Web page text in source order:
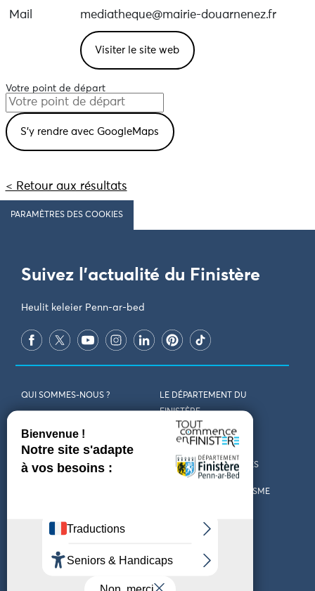
Mail
mediatheque@mairie-douarnenez.fr
Visiter le site web
Votre point de départ
< Retour aux résultats
PARAMÈTRES DES COOKIES
Suivez l'actualité du Finistère
Heulit keleier Penn-ar-bed
QUI SOMMES-NOUS ?
LE DÉPARTEMENT DU
FINISTÈRE
REJOIGNEZ-NOUS VENIR EN FINISTÈRE
CONTACT CARTES ET BROCHURES
LES OFFICES DE TOURISME
D’ACCESSIBILITÉ